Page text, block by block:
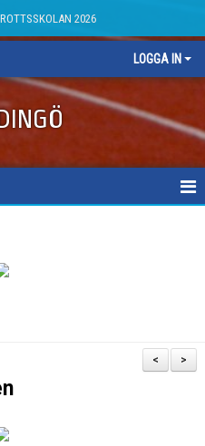
2026
LOGGA IN
>
<